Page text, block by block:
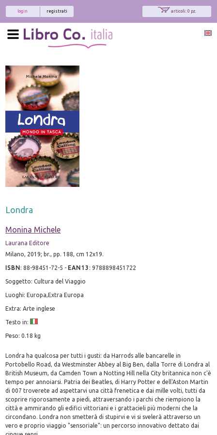
articoli: 0 pz.
registrati
login
Londra
Monina Michele
Laurana Editore
Milano, 2019; br., pp. 188, cm 12x19.
ISBN:88-98451-72-5 - EAN13 :9788898451722
Soggetto: Cultura del Viaggio
Luoghi: Europa,Extra Europa
Extra: Arte inglese
Testo in:
Peso: 0.18 kg
Londra ha qualcosa per tutti i gusti: da Harrods alle bancarelle in
Portobello Road, da Westminster Abbey al Big Ben, dalla Torre di Londra al
British Museum, da Camden Town a Notting Hill nella City britannica non c'è
tempo per annoiarsi. Patria dei Beatles, di Harry Potter e dell'Aston Martin
di 007 troverete ad aspettarvi una città frenetica e dai mille volti, tutti da
scoprire rigorosamente a piedi, attraversando i parchi che riempiono la
città e ammirando gli edifici vittoriani e i grattacieli più moderni che la
circondano. Londra non smetterà di stupirvi e vi si svelerà attraverso un
vero e proprio viaggio "sensoriale": un percorso innovativo dettato dai